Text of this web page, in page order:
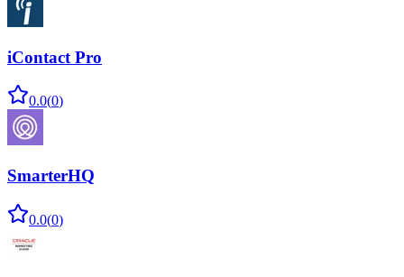
iContact Pro
0.0(0)
SmarterHQ
0.0(0)